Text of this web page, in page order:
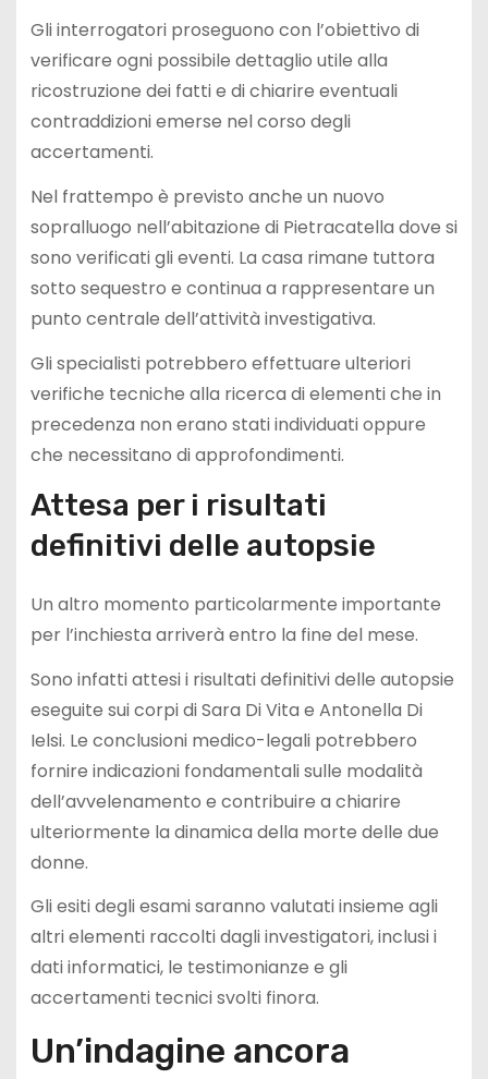
Gli interrogatori proseguono con l’obiettivo di
verificare ogni possibile dettaglio utile alla
ricostruzione dei fatti e di chiarire eventuali
contraddizioni emerse nel corso degli
accertamenti.
Nel frattempo è previsto anche un nuovo
sopralluogo nell’abitazione di Pietracatella dove si
sono verificati gli eventi. La casa rimane tuttora
sotto sequestro e continua a rappresentare un
punto centrale dell’attività investigativa.
Gli specialisti potrebbero effettuare ulteriori
verifiche tecniche alla ricerca di elementi che in
precedenza non erano stati individuati oppure
che necessitano di approfondimenti.
Attesa per i risultati
definitivi delle autopsie
Un altro momento particolarmente importante
per l’inchiesta arriverà entro la fine del mese.
Sono infatti attesi i risultati definitivi delle autopsie
eseguite sui corpi di Sara Di Vita e Antonella Di
Ielsi. Le conclusioni medico-legali potrebbero
fornire indicazioni fondamentali sulle modalità
dell’avvelenamento e contribuire a chiarire
ulteriormente la dinamica della morte delle due
donne.
Gli esiti degli esami saranno valutati insieme agli
altri elementi raccolti dagli investigatori, inclusi i
dati informatici, le testimonianze e gli
accertamenti tecnici svolti finora.
Un’indagine ancora